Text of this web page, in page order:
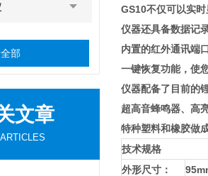
部
文章
GS10不仅可以实
仪器还具备数据记
内置的红外通讯端
一键恢复功能，使
仪器配备了目前的
超高音蜂鸣器、高
特种塑料和橡胶做
技术规格
外形尺寸：